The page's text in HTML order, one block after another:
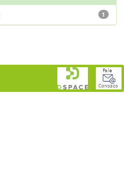
1